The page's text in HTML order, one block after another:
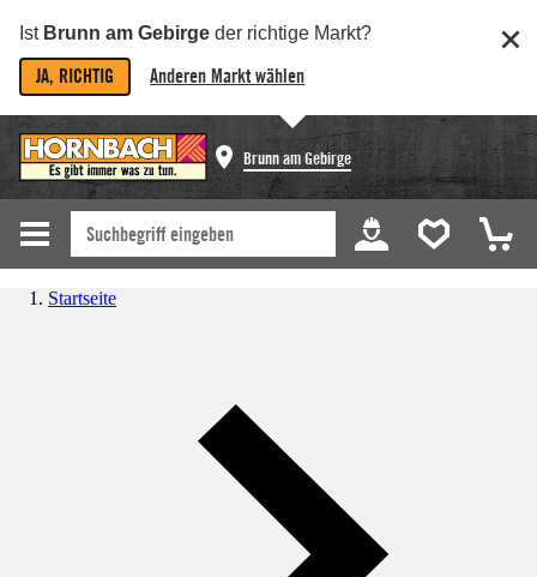
Ist Brunn am Gebirge der richtige Markt?
JA, RICHTIG Anderen Markt wählen
Brunn am Gebirge
Startseite